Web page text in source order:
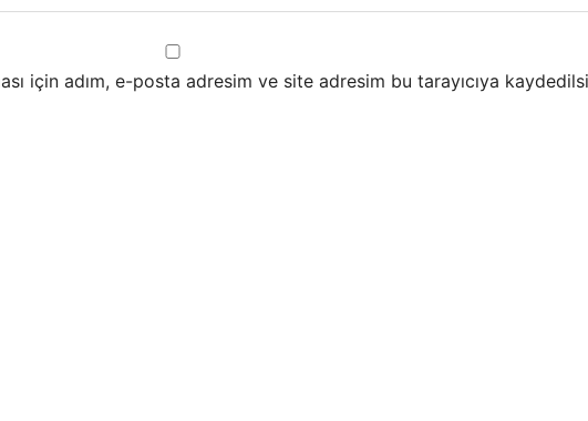
için adım, e-posta adresim ve site adresim bu tarayıcıya